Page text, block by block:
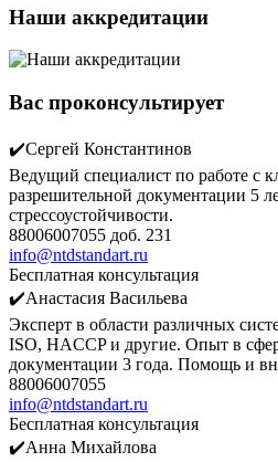
Наши аккредитации
Вас проконсультирует
✔️Сергей Константинов
Ведущий специалист по работе с
разрешительной документации 5
стрессоустойчивости.
88006007055 доб. 231
info@ntdstandart.ru
Бесплатная консультация
✔️Анастасия Васильева
Эксперт в области различных
ISO, HACCP и другие. Опыт в
документации 3 года. Помощь и
88006007055
info@ntdstandart.ru
Бесплатная консультация
✔️Анна Михайлова